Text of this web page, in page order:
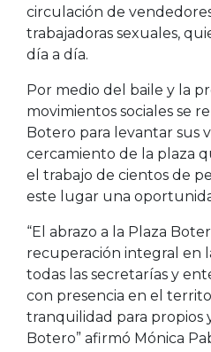
circulación de
trabajadoras sexuales,
día a día.
Por medio del baile y la
movimientos sociales se
Botero para levantar sus
cercamiento de la plaza
el trabajo de cientos de
este lugar una
“El abrazo a la Plaza
recuperación integral en
todas las secretarías y
con presencia en el
tranquilidad para propios
Botero” afirmó Mónica